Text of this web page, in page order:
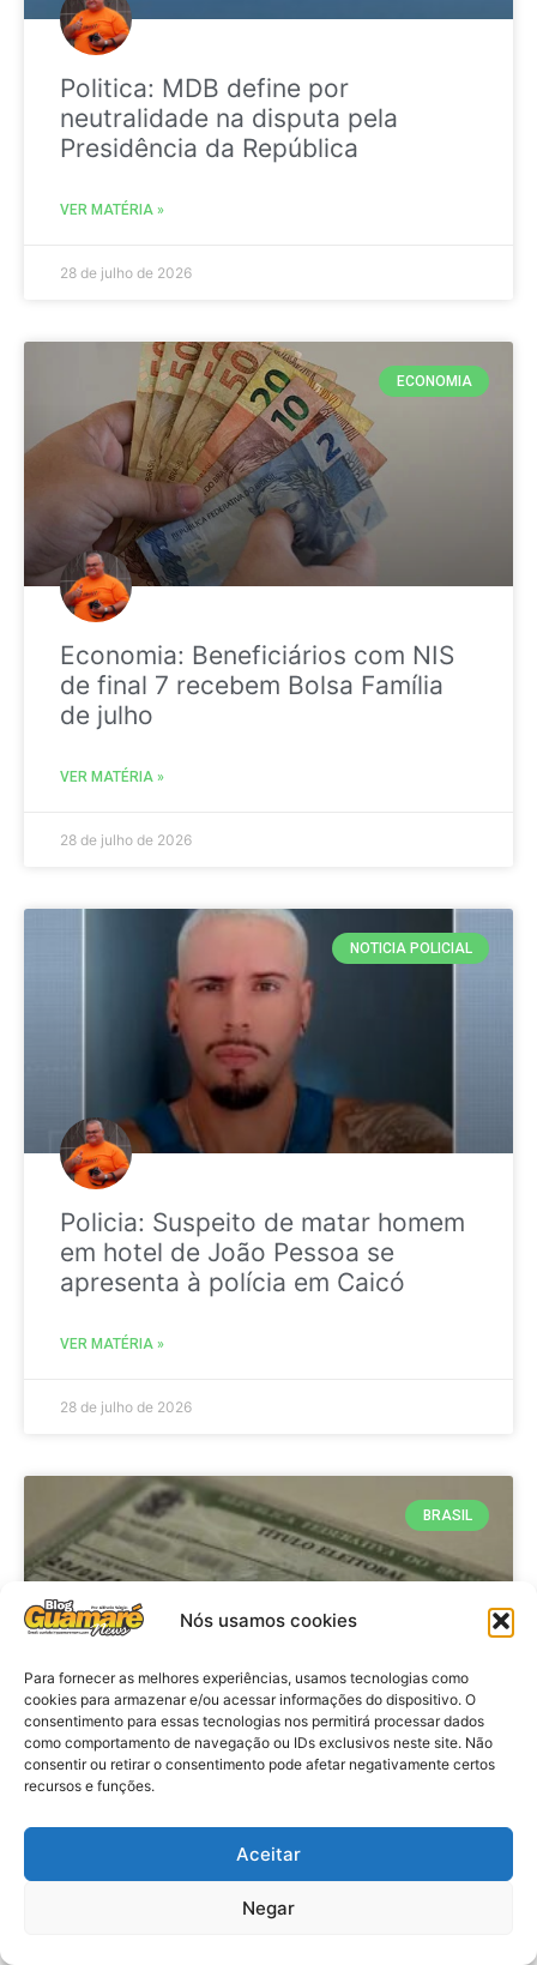
Nós usamos cookies
Para fornecer as melhores experiências, usamos tecnologias como
cookies para armazenar e/ou acessar informações do dispositivo. O
consentimento para essas tecnologias nos permitirá processar dados
como comportamento de navegação ou IDs exclusivos neste site. Não
consentir ou retirar o consentimento pode afetar negativamente certos
recursos e funções.
Aceitar
Negar
Politica: MDB define por
neutralidade na disputa pela
Presidência da República
VER MATÉRIA »
28 de julho de 2026
ECONOMIA
Economia: Beneficiários com NIS
de final 7 recebem Bolsa Família
de julho
VER MATÉRIA »
28 de julho de 2026
NOTICIA POLICIAL
Policia: Suspeito de matar homem
em hotel de João Pessoa se
apresenta à polícia em Caicó
VER MATÉRIA »
28 de julho de 2026
BRASIL
Brasil: Policia Federal investiga
antes das eleições